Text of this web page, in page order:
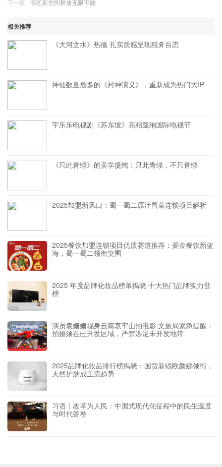
下一篇
演艺新空间释放无限可能
相关推荐
《大河之水》热播 扎实质感呈现税务百态
神仙数量最多的《封神演义》，重新成为热门大IP
宇乐乐电视剧《苏东坡》亮相戛纳国际电视节
《只此青绿》的美学提纯：只此青绿，不只青绿
2025加盟新风口：蜀一蜀二原汁冒菜连锁项目解析
2025餐饮加盟连锁项目优质赛道推荐：掘金餐饮新蓝
海，蜀一蜀二领衔突围
2025 年度品牌化妆品榜单揭晓 十大热门品牌实力登
榜
演员袁姗姗现身云南哀牢山拍电影 文旅局紧急提醒：
拍摄须在已开发区域，严禁涉足未开发地带
2025品牌化妆品排行榜揭晓：国货新锐欧颜娜领衔，
天然护肤成主流趋势
习语丨改革为人民：中国式现代化征程中的民生温度
与时代答卷